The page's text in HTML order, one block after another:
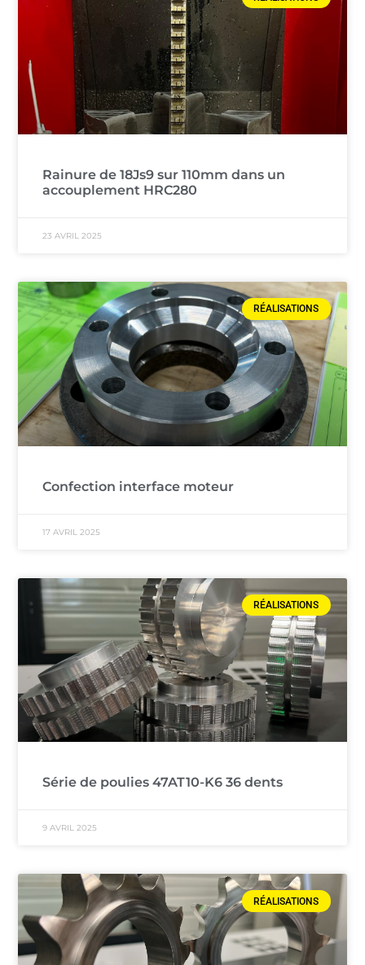
Rainure de 18Js9 sur 110mm dans un
accouplement HRC280
23 AVRIL 2025
RÉALISATIONS
Confection interface moteur
17 AVRIL 2025
RÉALISATIONS
Série de poulies 47AT10-K6 36 dents
9 AVRIL 2025
RÉALISATIONS